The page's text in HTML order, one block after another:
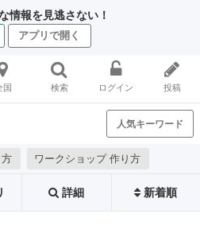
情報を見逃さない！
アプリで開く
国 検索 ログイン 投稿
人気キーワード
ワークショップ 作り方
詳細 新着順